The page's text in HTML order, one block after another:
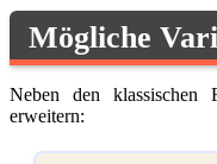
Mögliche
Neben den klassischen
erweitern: